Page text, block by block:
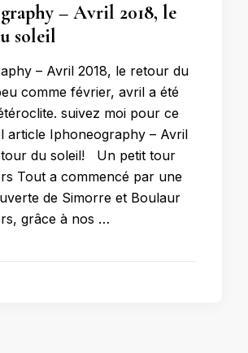
– Avril 2018, le
soleil
– Avril 2018, le retour du
comme février, avril a été
suivez moi pour ce
article Iphoneography – Avril
du soleil! Un petit tour
Tout a commencé par une
de Simorre et Boulaur
grâce à nos …